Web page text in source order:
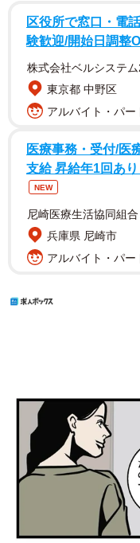
区役所で窓口・電
験歓迎/開始日調整
株式会社ベルシステ
東京都 中野区
アルバイト・パ
医療事務・受付/医
支給 昇給年1回あ
NEW
尼崎医療生活協同組合
兵庫県 尼崎市
アルバイト・パ